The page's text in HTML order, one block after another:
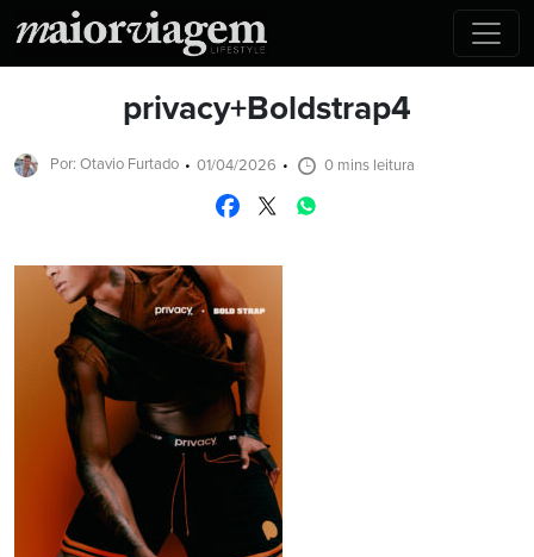
privacy+Boldstrap4
Por: Otavio Furtado 01/04/2026 0 mins leitura